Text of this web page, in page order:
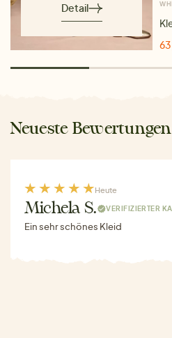
Detail
Neueste Bewertungen
Heute
Michela S. VERIFIZIERTER
Ein sehr schönes Kleid